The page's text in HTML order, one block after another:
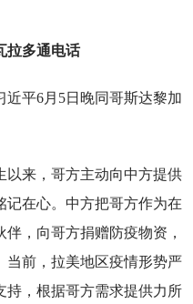
拉多通电话
近平6月5日晚同哥斯达黎加
以来，哥方主动向中方提供
记在心。中方把哥方作为在
，向哥方捐赠防疫物资，
当前，拉美地区疫情形势严
持，根据哥方需求提供力所